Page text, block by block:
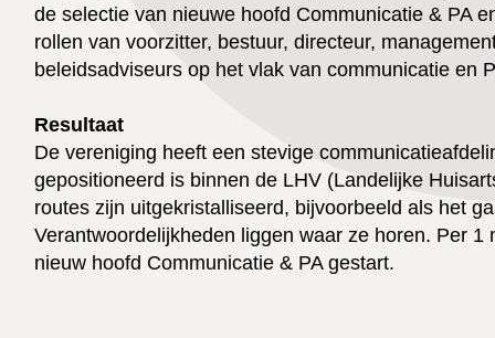
de selectie van nieuwe hoofd Communicatie & PA
rollen van voorzitter, bestuur, directeur,
beleidsadviseurs op het vlak van communicatie en
Resultaat
De vereniging heeft een stevige
gepositioneerd is binnen de LHV (Landelijke
routes zijn uitgekristalliseerd, bijvoorbeeld als het
Verantwoordelijkheden liggen waar ze horen. Per 1
nieuw hoofd Communicatie & PA gestart.